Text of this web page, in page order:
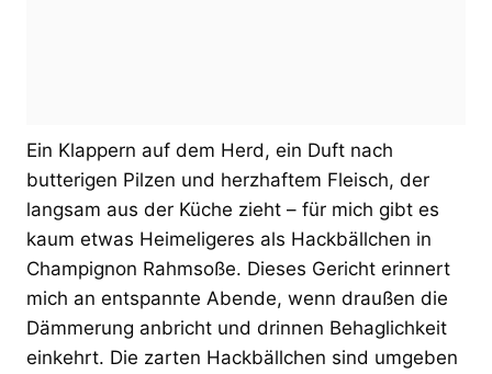
Ein Klappern auf dem Herd, ein Duft nach
butterigen Pilzen und herzhaftem Fleisch, der
langsam aus der Küche zieht – für mich gibt es
kaum etwas Heimeligeres als Hackbällchen in
Champignon Rahmsoße. Dieses Gericht erinnert
mich an entspannte Abende, wenn draußen die
Dämmerung anbricht und drinnen Behaglichkeit
einkehrt. Die zarten Hackbällchen sind umgeben